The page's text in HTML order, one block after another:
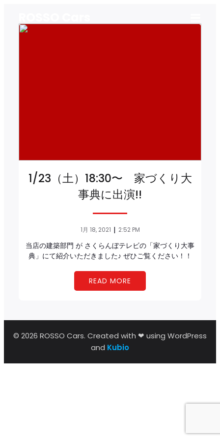
1/23（土）18:30〜 家づくり大
事典に出演!!
1月 18, 2021 | 2:52 PM
当店の建築部門 が さくらんぼテレビの「家づくり大事
典」にて紹介いただきました♪ ぜひご覧ください！！
READ MORE
© 2026 ROSSO Cars. Created with ❤ using WordPress
and Kubio